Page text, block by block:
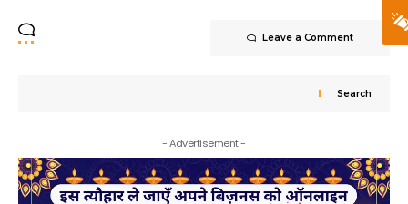
Leave a Comment
Search
- Advertisement -